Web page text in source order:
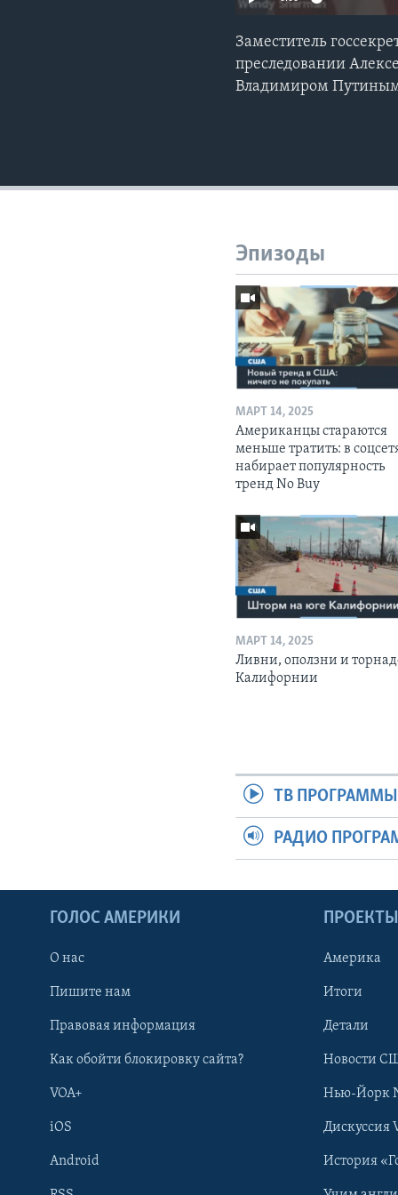
Заместитель
преследовании
Владимиром
Эпизоды
МАРТ 14, 2025
Американцы стараются
меньше тратить: в
набирает популярность
тренд No Buy
МАРТ 14, 2025
Ливни, оползни и
Калифорнии
ТВ ПРОГРАММЫ
РАДИО
ГОЛОС АМЕРИКИ
О нас
Пишите нам
Правовая информация
Как обойти блокировку сайта?
VOA+
iOS
Android
ПРОЕКТЫ
Америка
Итоги
Детали
Новости
Нью-Йорк
Дискуссия
История